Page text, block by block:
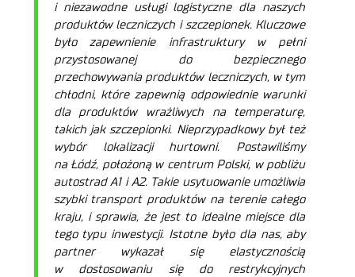
i niezawodne usługi logistyczne dla naszych
produktów leczniczych i szczepionek. Kluczowe
było zapewnienie infrastruktury w pełni
przystosowanej do bezpiecznego
przechowywania produktów leczniczych, w tym
chłodni, które zapewnią odpowiednie warunki
dla produktów wrażliwych na temperaturę,
takich jak szczepionki. Nieprzypadkowy był też
wybór lokalizacji hurtowni. Postawiliśmy
na Łódź, położoną w centrum Polski, w pobliżu
autostrad A1 i A2. Takie usytuowanie umożliwia
szybki transport produktów na terenie całego
kraju, i sprawia, że jest to idealne miejsce dla
tego typu inwestycji. Istotne było dla nas, aby
partner wykazał się elastycznością
w dostosowaniu się do restrykcyjnych